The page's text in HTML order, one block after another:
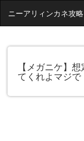
ニーアリィンカネ攻
【メガニケ】
てくれよマジで